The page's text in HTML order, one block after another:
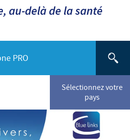
au-delà de la santé
PRO
Sélectionnez votre
pays